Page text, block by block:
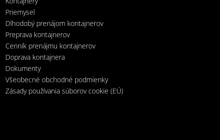
Priemysel
Dlhodobý prenájom kontajnerov
Preprava kontajnerov
Cenník prenájmu kontajnerov
Doprava kontajnera
Dokumenty
Všeobecné obchodné podmienky
Zásady používania súborov cookie (EÚ)